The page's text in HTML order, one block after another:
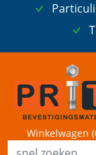
Winkelwagen (